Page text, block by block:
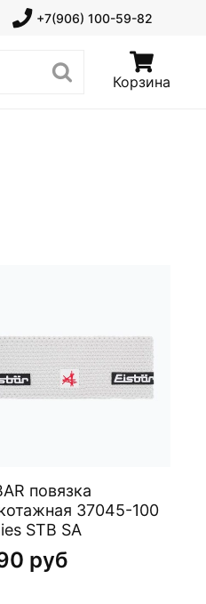
+7(906) 100-59-82
Корзина
повязка
37045-100
STB SA
руб